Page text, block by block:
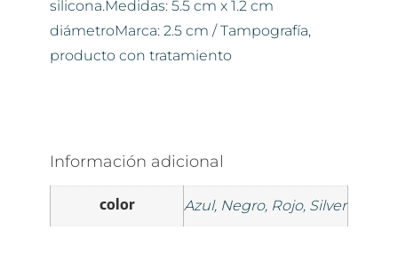
silicona.Medidas: 5.5 cm x 1.2 cm
diámetroMarca: 2.5 cm / Tampografía,
producto con tratamiento
Información adicional
color Azul, Negro, Rojo, Silver